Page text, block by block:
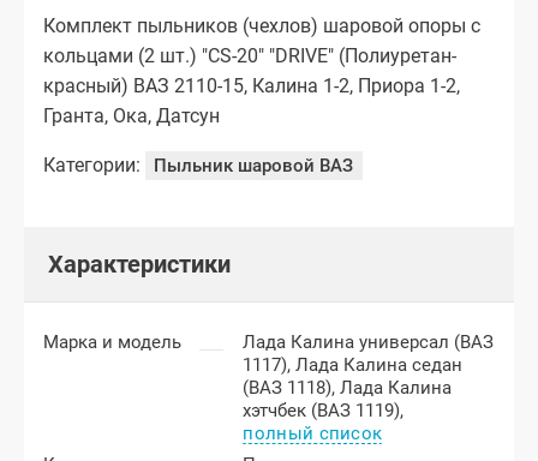
Комплект пыльников (чехлов) шаровой опоры с
кольцами (2 шт.) "CS-20" "DRIVE" (Полиуретан-
красный) ВАЗ 2110-15, Калина 1-2, Приора 1-2,
Гранта, Ока, Датсун
Категории: Пыльник шаровой ВАЗ
Характеристики
Марка и модель
Лада Калина универсал (ВАЗ
1117),Лада Калина седан
(ВАЗ 1118),Лада Калина
хэтчбек (ВАЗ 1119),
полный список